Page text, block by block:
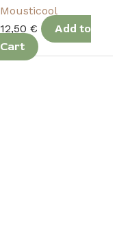
Mousticool
12,50 €
Add to
Cart